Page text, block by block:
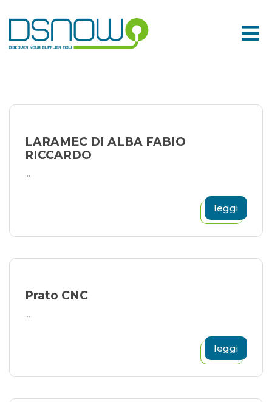
to
content
LARAMEC DI ALBA FABIO
RICCARDO
...
leggi
Prato CNC
...
leggi